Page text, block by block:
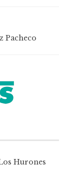
Pacheco
Hurones